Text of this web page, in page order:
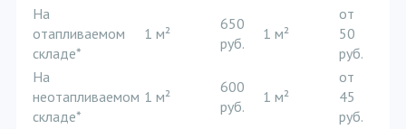
На
отапливаемом
складе*
1 м²
650
руб.
1 м²
от
50
руб.
На
неотапливаемом
складе*
1 м²
600
руб.
1 м²
от
45
руб.